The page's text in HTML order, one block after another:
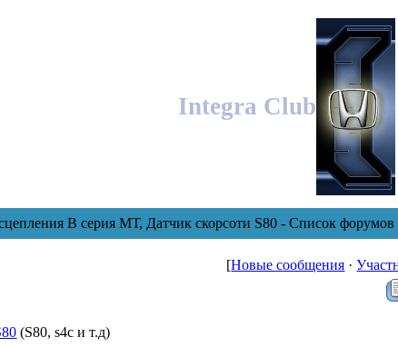
Integra Club
В серия МТ, Датчик скорсоти S80 - Список форумов
[Новые сообщения ·
(S80, s4c и т.д)